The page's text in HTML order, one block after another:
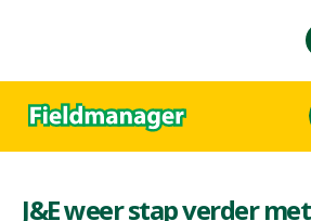
J&E weer stap verder met